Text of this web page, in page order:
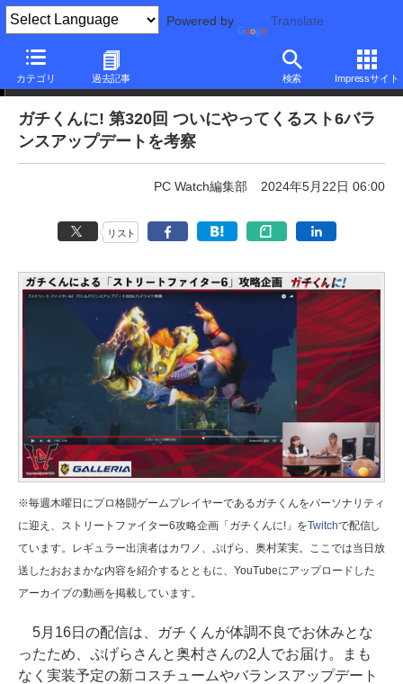
Powered by Translate
カテゴリ 過去記事 検索 Impressサイト
ニュース
ガチくんに! 第320回 ついにやってくるスト6バラ
ンスアップデートを考察
PC Watch編集部 2024年5月22日 06:00
リスト
※毎週木曜日にプロ格闘ゲームプレイヤーであるガチくんをパーソナリティ
に迎え、ストリートファイター6攻略企画「ガチくんに!」をTwitchで配信し
ています。レギュラー出演者はカワノ、ぷげら、奥村茉実。ここでは当日放
送したおおまかな内容を紹介するとともに、YouTubeにアップロードした
アーカイブの動画を掲載しています。
5月16日の配信は、ガチくんが体調不良でお休みとな
ったため、ぷげらさんと奥村さんの2人でお届け。まも
なく実装予定の新コスチュームやバランスアップデート